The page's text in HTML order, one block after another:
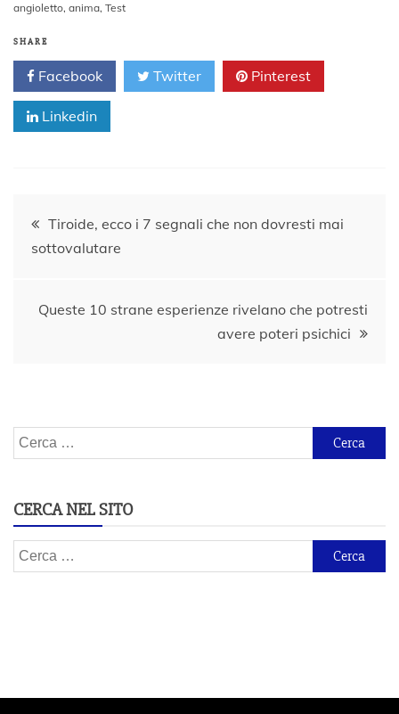
angioletto, anima, Test
SHARE
Facebook Twitter Pinterest
Linkedin
Navigazione
articoli
Tiroide, ecco i 7 segnali che non dovresti mai
sottovalutare
Queste 10 strane esperienze rivelano che potresti
avere poteri psichici
Ricerca
per:
CERCA NEL SITO
Ricerca
per: